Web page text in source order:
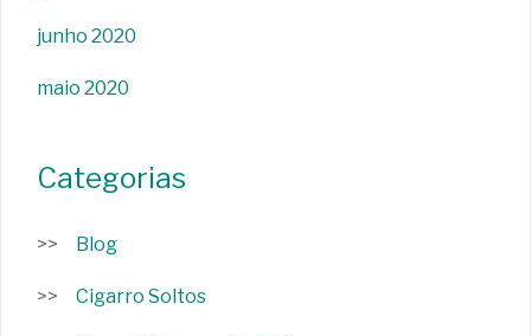
junho 2020
maio 2020
Categorias
Blog
Cigarro Soltos